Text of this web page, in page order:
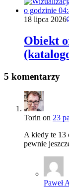
18 lipca 2026
Obiekt
5 komentarzy
Torin on 23
A kiedy te 13
pewnie
Paweł